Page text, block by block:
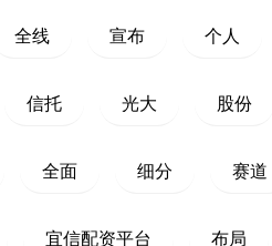
全线 宣布 个人
信托 光大 股份
全面 细分 赛道
宜信配资平台 布局